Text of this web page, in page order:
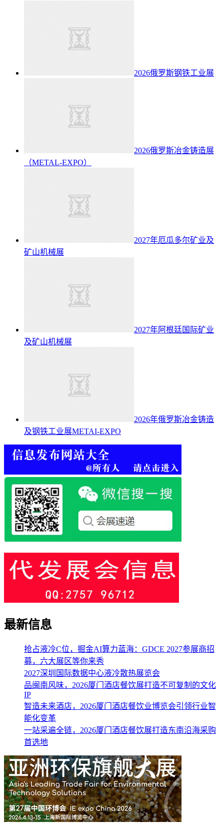
2026俄罗斯钢铁工业展
2026俄罗斯冶金铸造展
（METAL-EXPO）
2027年厄瓜多尔矿业及
矿山机械展
2027年阿根廷国际矿业
及矿山机械展
2026年俄罗斯冶金铸造
及钢铁工业展METAI-EXPO
最新信息
抢占液冷C位，掘金AI算力蓝海：GDCE 2027参展商招
募，六大展区等你来秀
2027深圳国际数据中心液冷散热展览会
品闽南风味，2026厦门酒店餐饮展打造不可复制的文化
IP
智造未来酒店，2026厦门酒店餐饮业博览会引领行业智
能化变革
一站采遍全链，2026厦门酒店餐饮展打造东南沿海采购
首选地